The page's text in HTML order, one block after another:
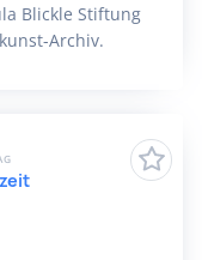
Blickle Stiftung
Archiv.